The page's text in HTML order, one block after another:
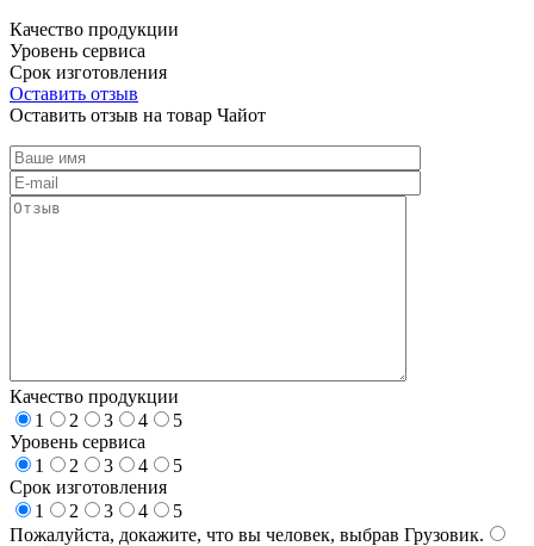
Качество продукции
Уровень сервиса
Срок изготовления
Оставить отзыв
Оставить отзыв на товар Чайот
Качество продукции
1
2 3 4
5
Уровень сервиса
1
2 3 4
5
Срок изготовления
1
2 3 4
5
Пожалуйста, докажите, что вы человек, выбрав Грузовик.